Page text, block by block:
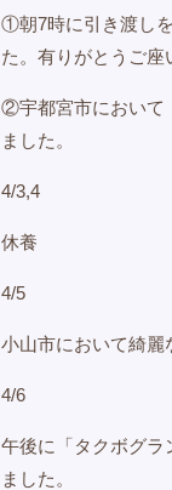
①朝7時に引き渡し
た。有りがとうご座
②宇都宮市において
ました。
4/3,4
休養
4/5
小山市において綺麗
4/6
午後に「タクボグラ
ました。